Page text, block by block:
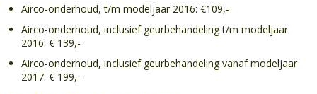
Airco-onderhoud, t/m modeljaar 2016: €109,-
Airco-onderhoud, inclusief geurbehandeling t/m modeljaar
2016: € 139,-
Airco-onderhoud, inclusief geurbehandeling vanaf modeljaar
2017: € 199,-